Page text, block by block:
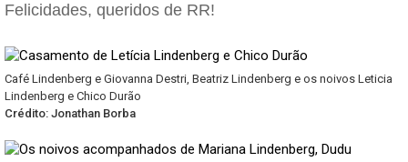
Felicidades, queridos de RR!
Café Lindenberg e Giovanna Destri, Beatriz Lindenberg e os noivos Leticia
Lindenberg e Chico Durão
Crédito: Jonathan Borba